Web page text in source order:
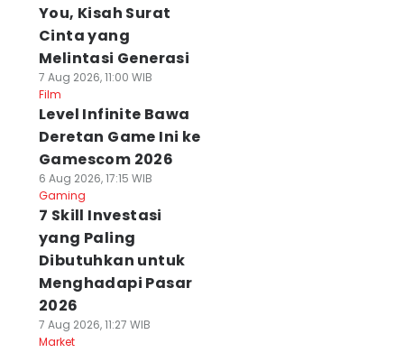
You, Kisah Surat
Cinta yang
Melintasi Generasi
7 Aug 2026, 11:00 WIB
Film
Level Infinite Bawa
Deretan Game Ini ke
Gamescom 2026
6 Aug 2026, 17:15 WIB
Gaming
7 Skill Investasi
yang Paling
Dibutuhkan untuk
Menghadapi Pasar
2026
7 Aug 2026, 11:27 WIB
Market